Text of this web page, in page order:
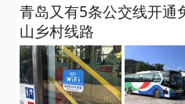
青岛又有5条公交线开通
山乡村线路